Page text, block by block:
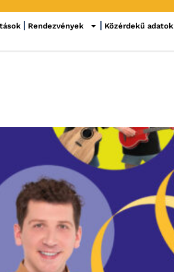
Rendezvények Közérdekű adatok